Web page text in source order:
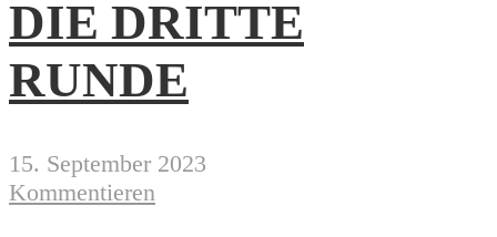
DIE DRITTE
RUNDE
15. September 2023
Kommentieren